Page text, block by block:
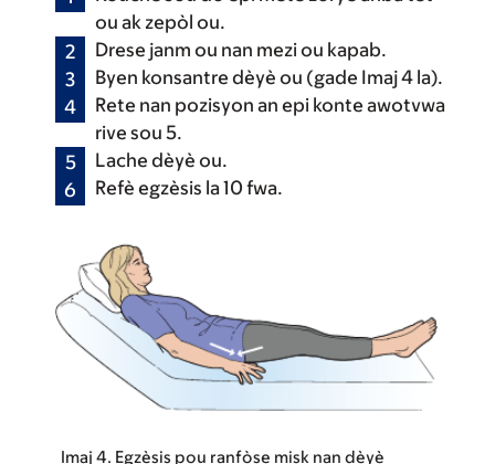
ou ak zepòl ou.
Drese janm ou nan mezi ou kapab.
Byen konsantre dèyè ou (gade Imaj 4 la).
Rete nan pozisyon an epi konte awotvwa
rive sou 5.
Lache dèyè ou.
Refè egzèsis la 10 fwa.
Imaj 4. Egzèsis pou ranfòse misk nan dèyè